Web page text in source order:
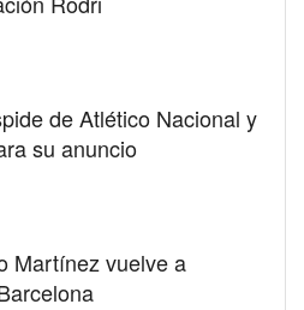
de Atlético Nacional y
su anuncio
Martínez vuelve a